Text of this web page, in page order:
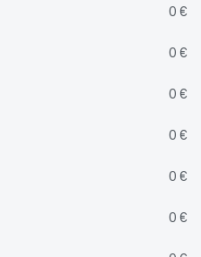
0 €
0 €
0 €
0 €
0 €
0 €